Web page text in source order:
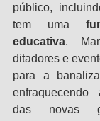
público,
tem uma
educativa.
ditadores e
para a
das novas